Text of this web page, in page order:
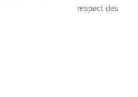
respect des